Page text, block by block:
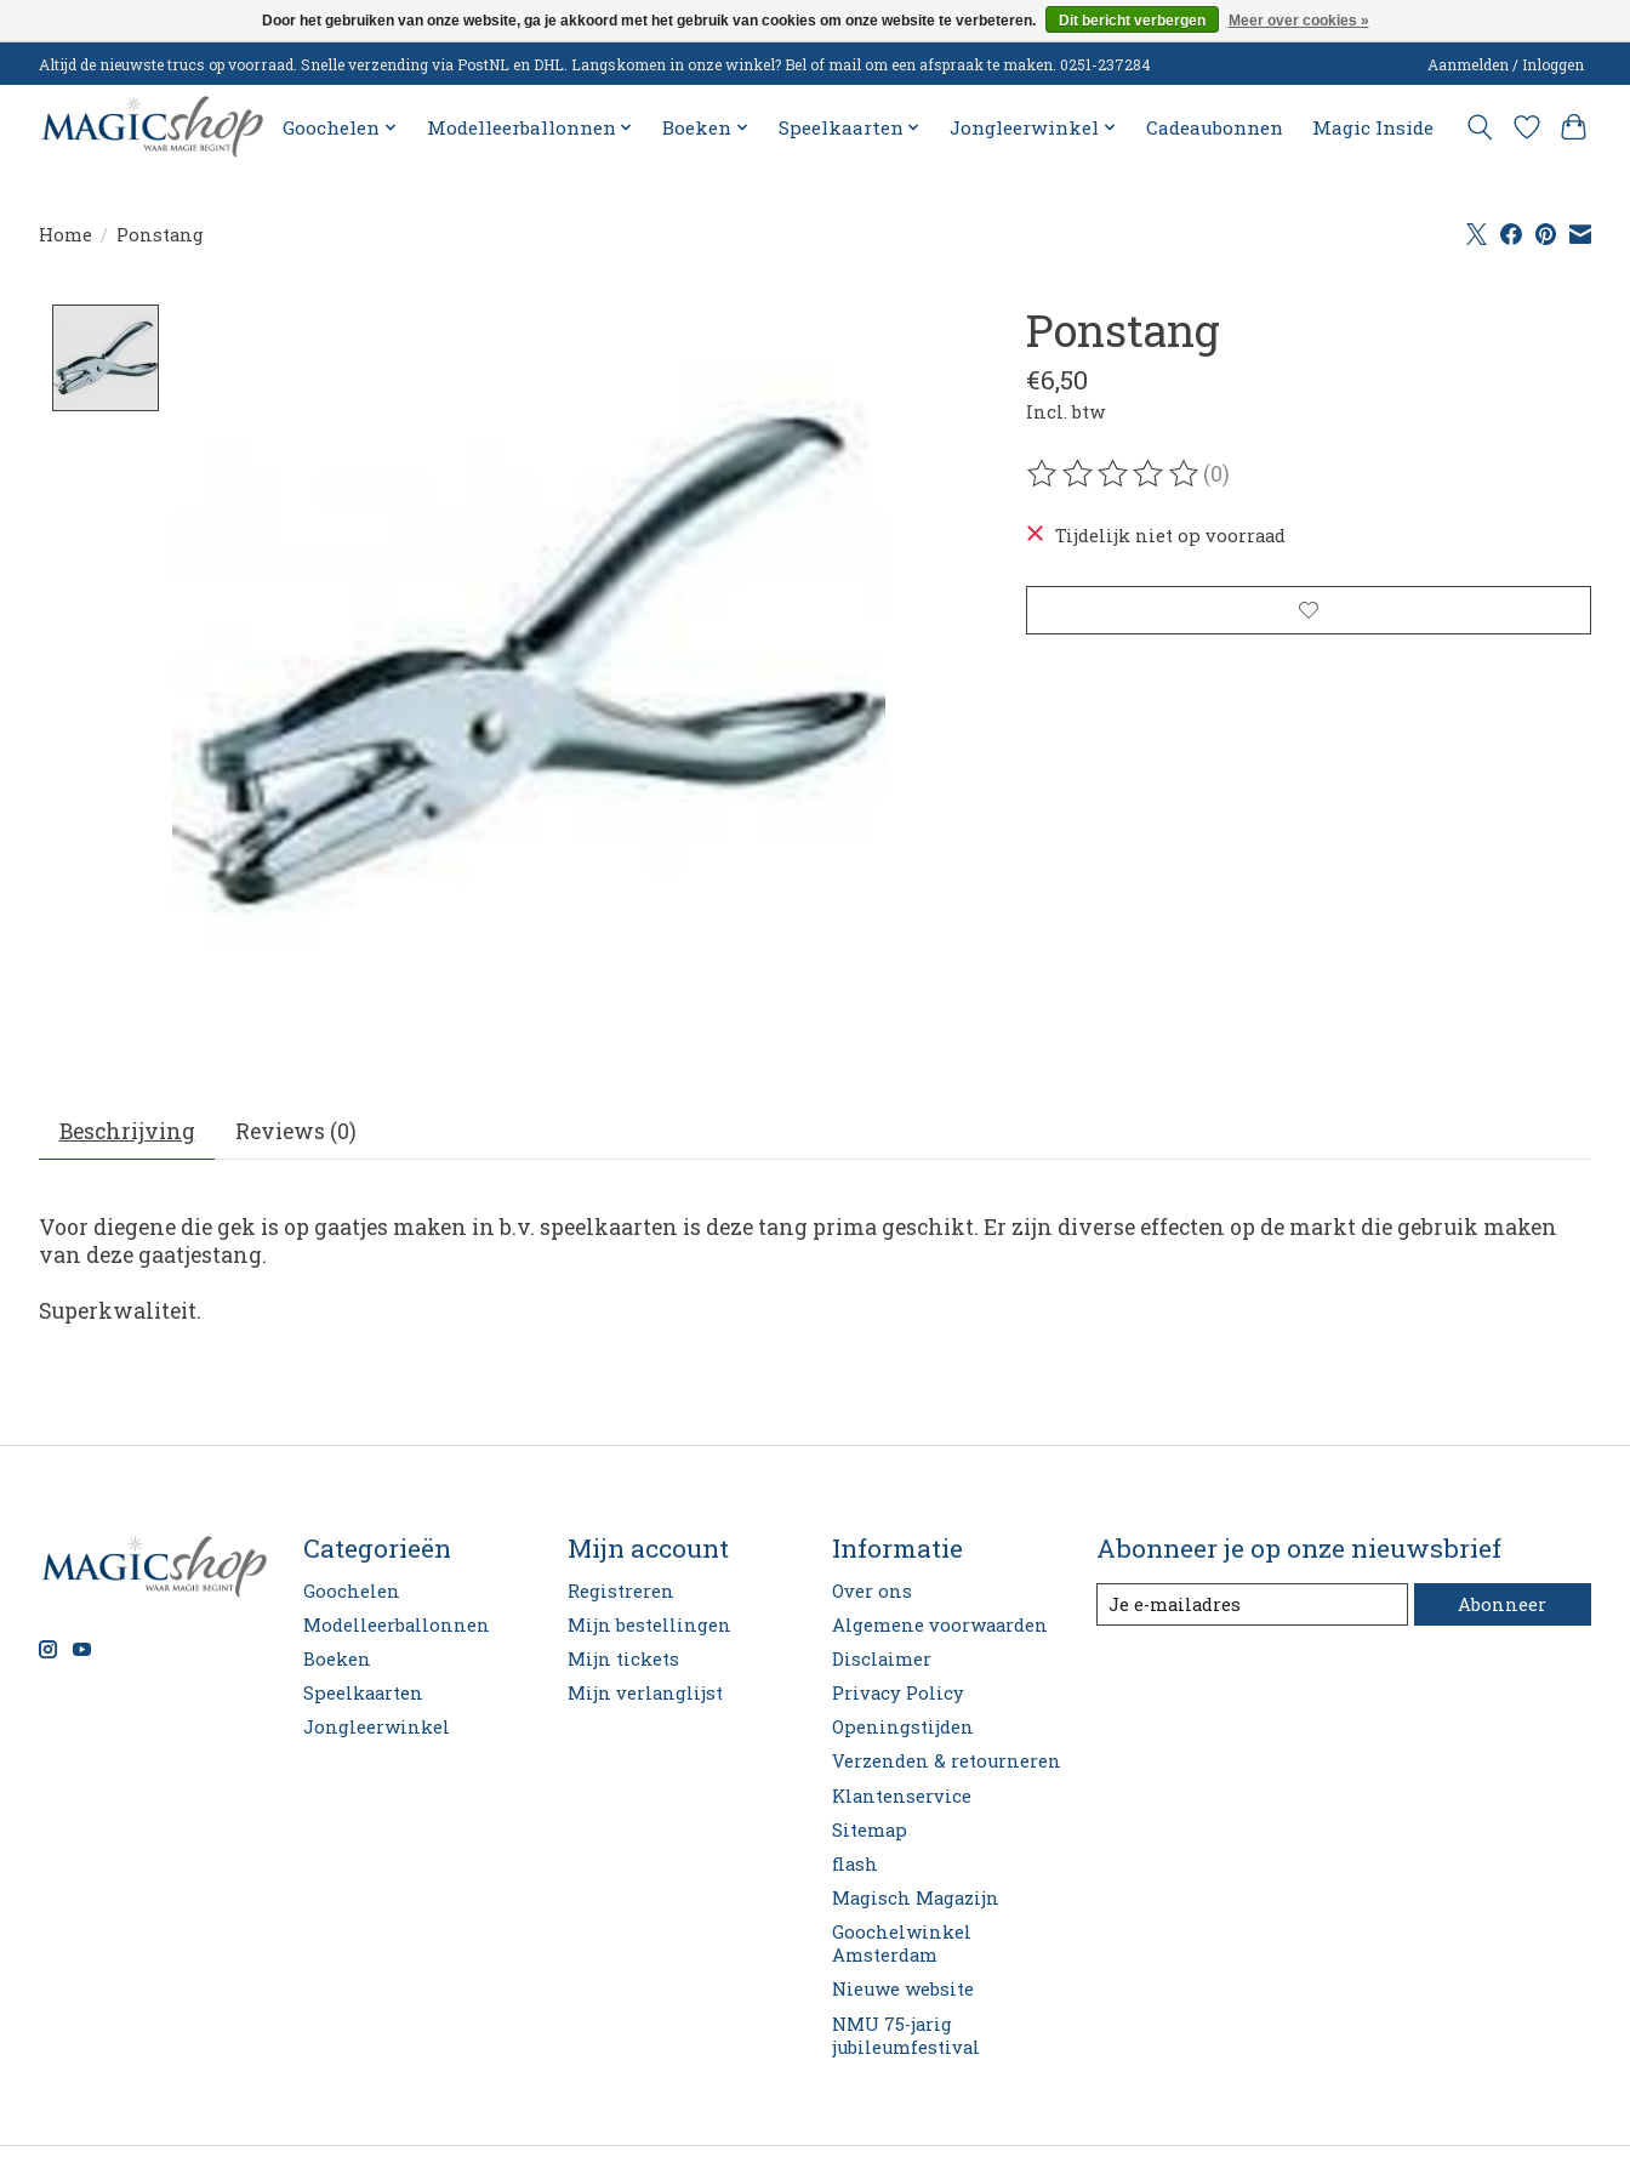
Altijd de nieuwste trucs op voorraad. Snelle verzending via PostNL en DHL. Langskomen in onze winkel? Bel of mail om een afspraak te maken. 0251-237284 Aanmelden / Inloggen
Goochelen Modelleerballonnen Boeken Speelkaarten Jongleerwinkel Cadeaubonnen Magic Inside
Home / Ponstang
Ponstang
€6,50
Incl. btw
De beoordeling van dit product is
(0)
Tijdelijk niet op voorraad
Beschrijving Reviews (0)
Voor diegene die gek is op gaatjes maken in b.v. speelkaarten is deze tang prima geschikt. Er zijn diverse effecten op de markt die gebruik maken
van deze gaatjestang.
Superkwaliteit.
Categorieën
Goochelen
Modelleerballonnen
Boeken
Speelkaarten
Jongleerwinkel
Mijn account
Registreren
Mijn bestellingen
Mijn tickets
Mijn verlanglijst
Informatie
Over ons
Algemene voorwaarden
Disclaimer
Privacy Policy
Openingstijden
Verzenden & retourneren
Klantenservice
Sitemap
flash
Magisch Magazijn
Goochelwinkel
Amsterdam
Nieuwe website
NMU 75-jarig
jubileumfestival
Abonneer je op onze nieuwsbrief
Abonneer
Door het gebruiken van onze website, ga je akkoord met het gebruik van cookies om onze website te verbeteren. Dit bericht verbergen Meer over cookies »